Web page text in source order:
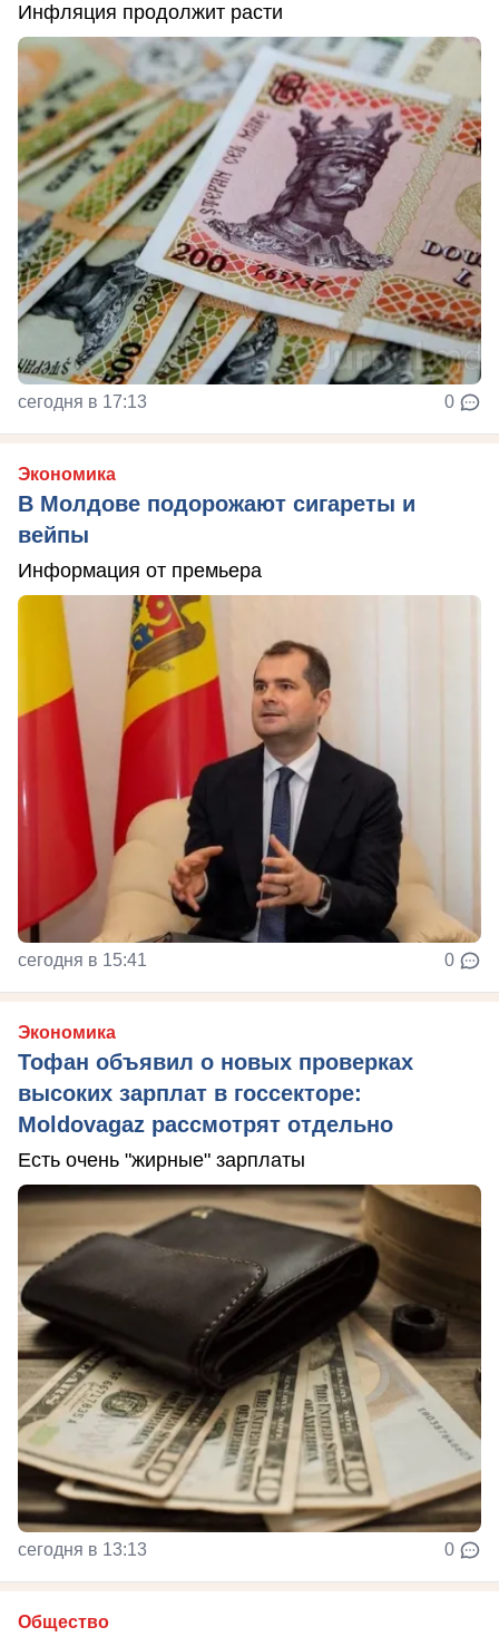
Инфляция продолжит расти
сегодня в 17:13 0
Экономика
В Молдове подорожают сигареты и
вейпы
Информация от премьера
сегодня в 15:41 0
Экономика
Тофан объявил о новых проверках
высоких зарплат в госсекторе:
Moldovagaz рассмотрят отдельно
Есть очень "жирные" зарплаты
сегодня в 13:13 0
Общество